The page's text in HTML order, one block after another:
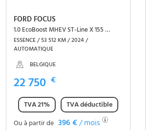
FORD FOCUS
1.0 EcoBoost MHEV ST-Line X 155 Hp
ESSENCE / 53 512 KM / 2024 /
AUTOMATIQUE
BELGIQUE
22 750 €
TVA 21%
TVA déductible
Ou à partir de 396 €/ mois